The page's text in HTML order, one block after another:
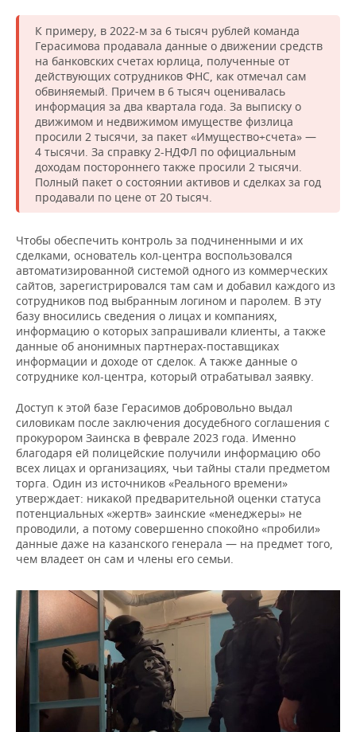
К примеру, в 2022-м за 6 тысяч рублей команда
Герасимова продавала данные о движении средств
на банковских счетах юрлица, полученные от
действующих сотрудников ФНС, как отмечал сам
обвиняемый. Причем в 6 тысяч оценивалась
информация за два квартала года. За выписку о
движимом и недвижимом имуществе физлица
просили 2 тысячи, за пакет «Имущество+счета» —
4 тысячи. За справку 2-НДФЛ по официальным
доходам постороннего также просили 2 тысячи.
Полный пакет о состоянии активов и сделках за год
продавали по цене от 20 тысяч.
Чтобы обеспечить контроль за подчиненными и их
сделками, основатель кол-центра воспользовался
автоматизированной системой одного из коммерческих
сайтов, зарегистрировался там сам и добавил каждого из
сотрудников под выбранным логином и паролем. В эту
базу вносились сведения о лицах и компаниях,
информацию о которых запрашивали клиенты, а также
данные об анонимных партнерах-поставщиках
информации и доходе от сделок. А также данные о
сотруднике кол-центра, который отрабатывал заявку.
Доступ к этой базе Герасимов добровольно выдал
силовикам после заключения досудебного соглашения с
прокурором Заинска в феврале 2023 года. Именно
благодаря ей полицейские получили информацию обо
всех лицах и организациях, чьи тайны стали предметом
торга. Один из источников «Реального времени»
утверждает: никакой предварительной оценки статуса
потенциальных «жертв» заинские «менеджеры» не
проводили, а потому совершенно спокойно «пробили»
данные даже на казанского генерала — на предмет того,
чем владеет он сам и члены его семьи.